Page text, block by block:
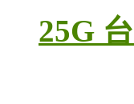
25G